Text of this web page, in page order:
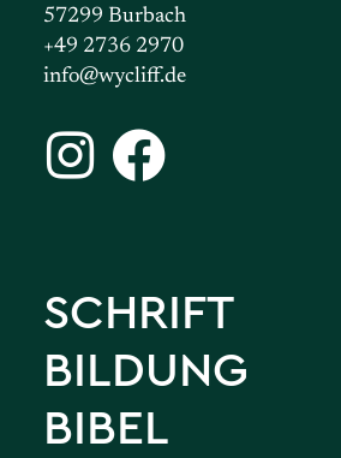
57299 Burbach
+49 2736 2970
info@wycliff.de
SCHRIFT
BILDUNG
BIBEL